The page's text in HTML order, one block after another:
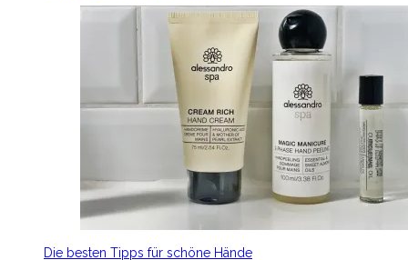
Die besten Tipps für schöne Hände